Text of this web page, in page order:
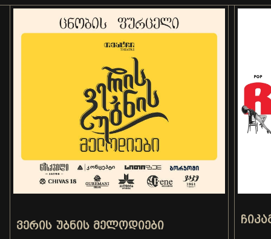
ᲕᲔᲠᲘᲡ ᲣᲑᲜᲘᲡ ᲛᲔᲚᲝᲓᲘᲔᲑᲘ